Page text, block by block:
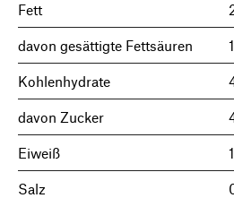
Fett
davon gesättigte Fettsäuren
Kohlenhydrate
davon Zucker
Eiweiß
Salz